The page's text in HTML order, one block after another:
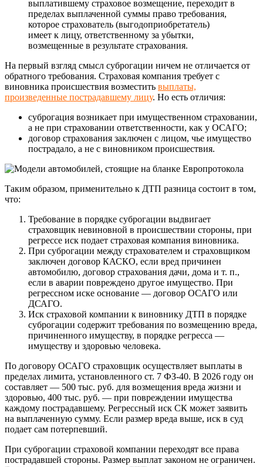
выплатившему страховое возмещение, переходит в
пределах выплаченной суммы право требования,
которое страхователь (выгодоприобретатель)
имеет к лицу, ответственному за убытки,
возмещенные в результате страхования.
На первый взгляд смысл суброгации ничем не отличается от
обратного требования. Страховая компания требует с
виновника происшествия возместить выплаты,
произведенные пострадавшему лицу. Но есть отличия:
суброгация возникает при имущественном страховании,
а не при страховании ответственности, как у ОСАГО;
договор страхования заключен с лицом, чье имущество
пострадало, а не с виновником происшествия.
Таким образом, применительно к ДТП разница состоит в том,
что:
Требование в порядке суброгации выдвигает
страховщик невиновной в происшествии стороны, при
регрессе иск подает страховая компания виновника.
При суброгации между страхователем и страховщиком
заключен договор КАСКО, если вред причинен
автомобилю, договор страхования дачи, дома и т. п.,
если в аварии повреждено другое имущество. При
регрессном иске основание — договор ОСАГО или
ДСАГО.
Иск страховой компании к виновнику ДТП в порядке
суброгации содержит требования по возмещению вреда,
причиненного имуществу, в порядке регресса —
имуществу и здоровью человека.
По договору ОСАГО страховщик осуществляет выплаты в
пределах лимита, установленного ст. 7 ФЗ-40. В 2026 году он
составляет — 500 тыс. руб. для возмещения вреда жизни и
здоровью, 400 тыс. руб. — при повреждении имущества
каждому пострадавшему. Регрессный иск СК может заявить
на выплаченную сумму. Если размер вреда выше, иск в суд
подает сам потерпевший.
При суброгации страховой компании переходят все права
пострадавшей стороны. Размер выплат законом не ограничен.